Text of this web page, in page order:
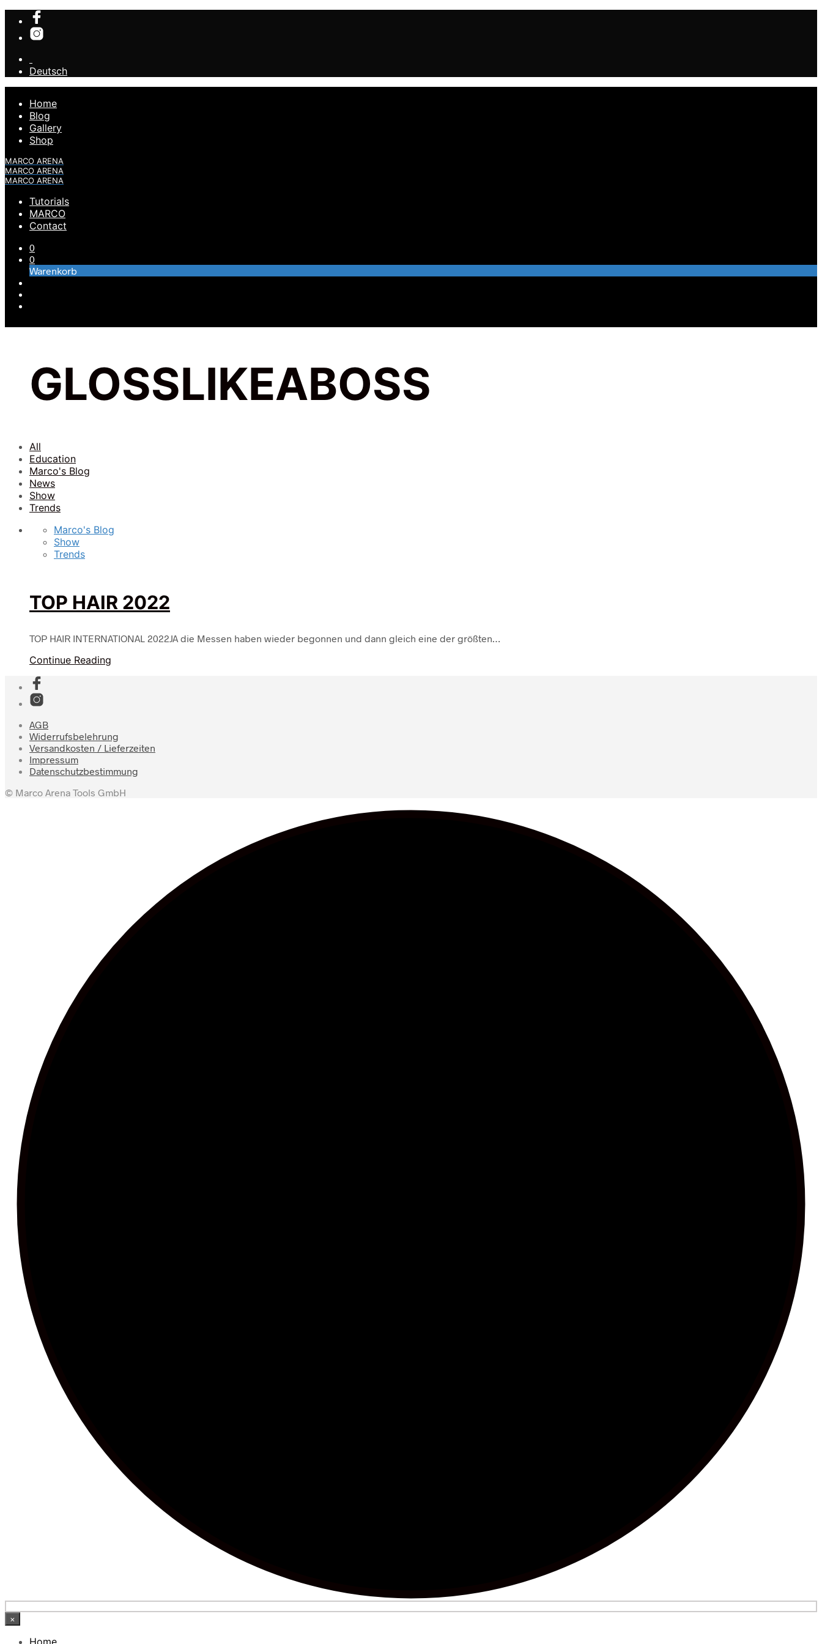
Deutsch
Home
Blog
Gallery
Shop
MARCO ARENA
MARCO ARENA
MARCO ARENA
Tutorials
MARCO
Contact
0
0
Warenkorb
GLOSSLIKEABOSS
All
Education
Marco's Blog
News
Show
Trends
Marco's Blog
Show
Trends
TOP HAIR 2022
TOP HAIR INTERNATIONAL 2022JA die Messen haben wieder begonnen und dann gleich eine der größten…
Continue Reading
AGB
Widerrufsbelehrung
Versandkosten / Lieferzeiten
Impressum
Datenschutzbestimmung
© Marco Arena Tools GmbH
×
Home